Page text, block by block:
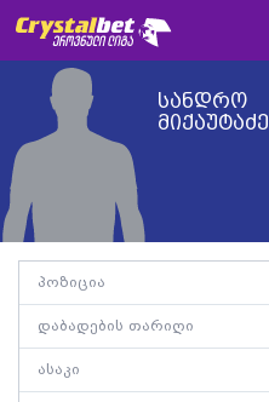
სანდრო
მიქაუტაძე
პოზიცია
დაბადების თარიღი
ასაკი